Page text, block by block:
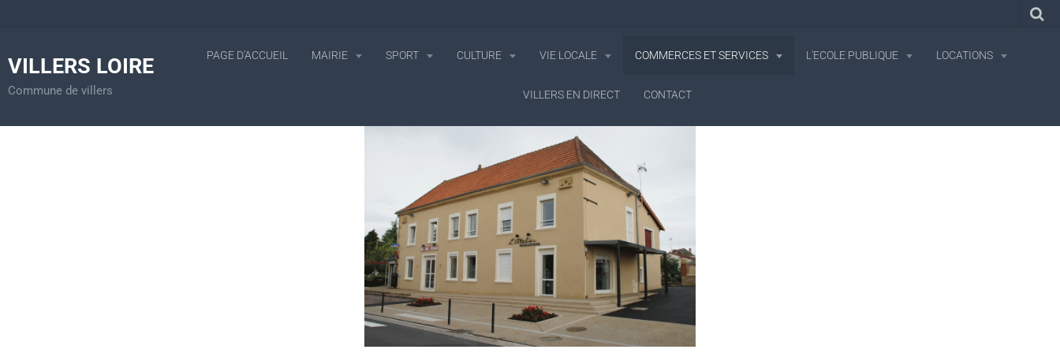
VILLERS LOIRE
Commune de villers
PAGE D'ACCUEIL MAIRIE SPORT CULTURE VIE LOCALE COMMERCES ET SERVICES L'ECOLE PUBLIQUE LOCATIONS
VILLERS EN DIRECT CONTACT